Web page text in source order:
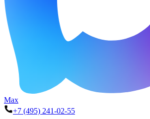
Max
+7 (495) 241-02-55